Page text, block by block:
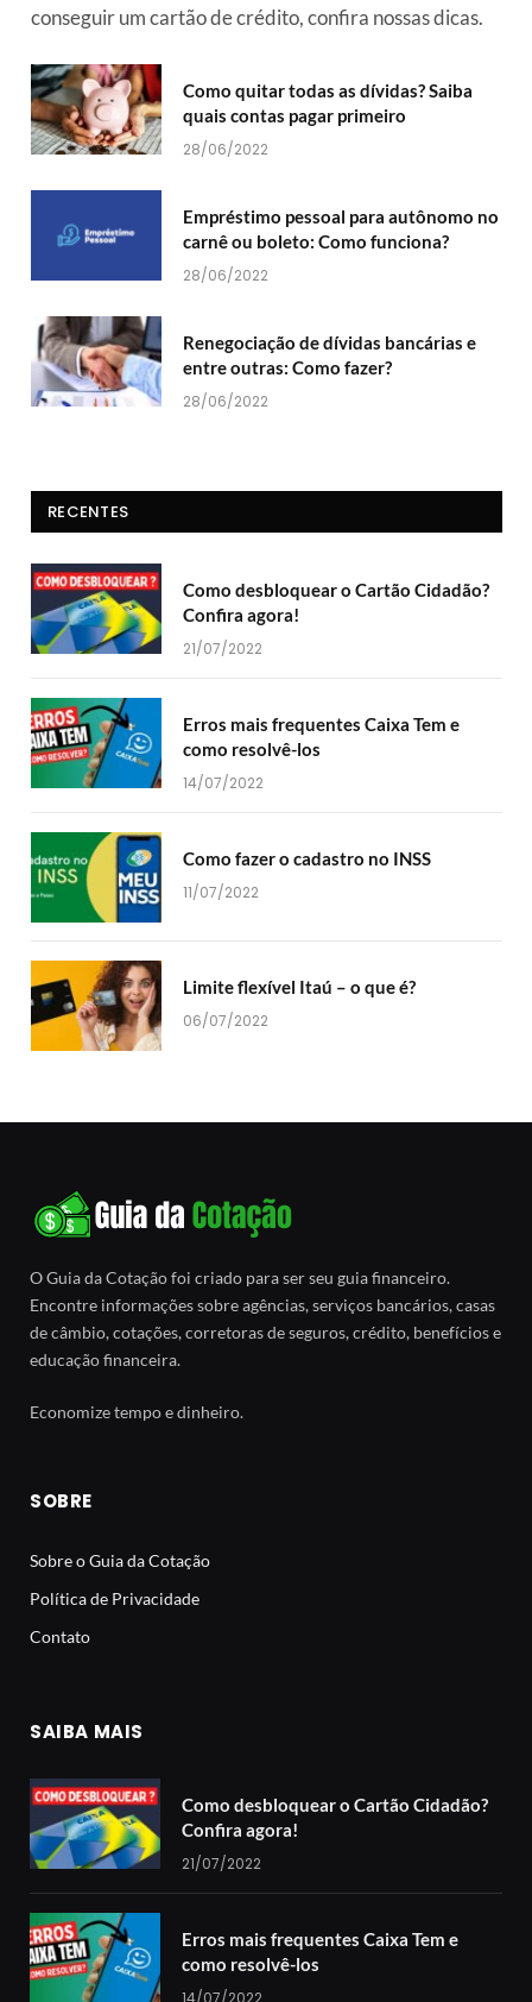
conseguir um cartão de crédito, confira nossas dicas.
Como quitar todas as dívidas? Saiba
quais contas pagar primeiro
28/06/2022
Empréstimo pessoal para autônomo no
carnê ou boleto: Como funciona?
28/06/2022
Renegociação de dívidas bancárias e
entre outras: Como fazer?
28/06/2022
RECENTES
Como desbloquear o Cartão Cidadão?
Confira agora!
21/07/2022
Erros mais frequentes Caixa Tem e
como resolvê-los
14/07/2022
Como fazer o cadastro no INSS
11/07/2022
Limite flexível Itaú – o que é?
06/07/2022
O Guia da Cotação foi criado para ser seu guia financeiro.
Encontre informações sobre agências, serviços bancários, casas
de câmbio, cotações, corretoras de seguros, crédito, benefícios e
educação financeira.
Economize tempo e dinheiro.
SOBRE
Sobre o Guia da Cotação
Política de Privacidade
Contato
SAIBA MAIS
Como desbloquear o Cartão Cidadão?
Confira agora!
21/07/2022
Erros mais frequentes Caixa Tem e
como resolvê-los